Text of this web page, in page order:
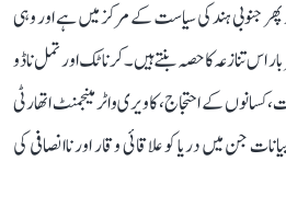
جنوبی ہند کی سیاست کے مرکز میں ہے اور وہی
اس تنازعہ کا حصہ بنتے ہیں۔ کرناٹک اور تمل ناڈو
کسانوں کے احتجاج، کاویری واٹر مینجمنٹ اتھارٹی
جن میں دریا کو علاقائی وقار اور ناانصافی کی